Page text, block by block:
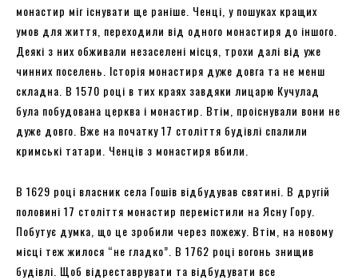
монастир міг існувати ще раніше. Ченці, у пошуках кращих
умов для життя, переходили від одного монастиря до іншого.
Деякі з них обживали незаселені місця, трохи далі від уже
чинних поселень. Історія монастиря дуже довга та не менш
складна. В 1570 році в тих краях завдяки лицарю Кучулад
була побудована церква і монастир. Втім, проіснували вони не
дуже довго. Вже на початку 17 століття будівлі спалили
кримські татари. Ченців з монастиря вбили.
В 1629 році власник села Гошів відбудував святині. В другій
половині 17 століття монастир перемістили на Ясну Гору.
Побутує думка, що це зробили через пожежу. Втім, на новому
місці теж жилося “не гладко”. В 1762 році вогонь знищив
будівлі. Щоб відреставрувати та відбудувати все